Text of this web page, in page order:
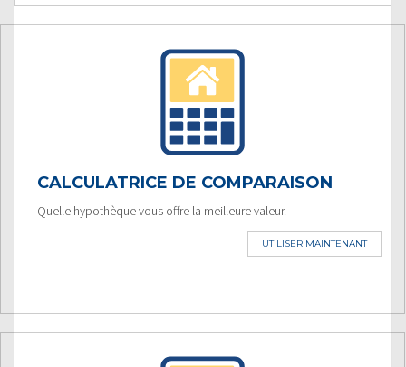
CALCULATRICE DE COMPARAISON
Quelle hypothèque vous offre la meilleure valeur.
UTILISER MAINTENANT